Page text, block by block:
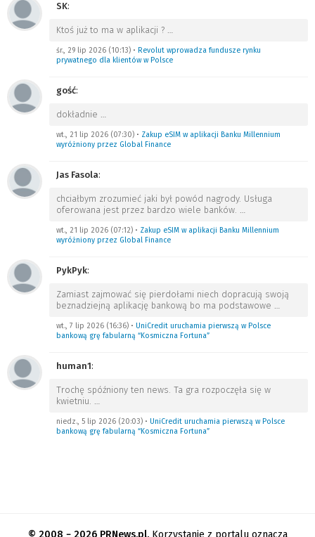
SK:
Ktoś już to ma w aplikacji ? …
śr., 29 lip 2026 (10:13) • Revolut wprowadza fundusze rynku
prywatnego dla klientów w Polsce
gość:
dokładnie …
wt., 21 lip 2026 (07:30) • Zakup eSIM w aplikacji Banku Millennium
wyróżniony przez Global Finance
Jas Fasola:
chciałbym zrozumieć jaki był powód nagrody. Usługa
oferowana jest przez bardzo wiele banków. …
wt., 21 lip 2026 (07:12) • Zakup eSIM w aplikacji Banku Millennium
wyróżniony przez Global Finance
PykPyk:
Zamiast zajmować się pierdołami niech dopracują swoją
beznadziejną aplikację bankową bo ma podstawowe …
wt., 7 lip 2026 (16:36) • UniCredit uruchamia pierwszą w Polsce
bankową grę fabularną “Kosmiczna Fortuna”
human1:
Trochę spóźniony ten news. Ta gra rozpoczęła się w
kwietniu. …
niedz., 5 lip 2026 (20:03) • UniCredit uruchamia pierwszą w Polsce
bankową grę fabularną “Kosmiczna Fortuna”